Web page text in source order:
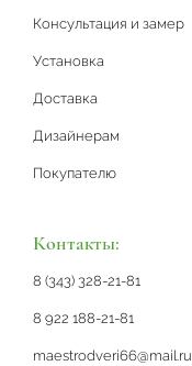
Консультация и замер
Установка
Доставка
Дизайнерам
Покупателю
Контакты:
8 (343) 328-21-81
8 922 188-21-81
maestrodveri66@mail.ru